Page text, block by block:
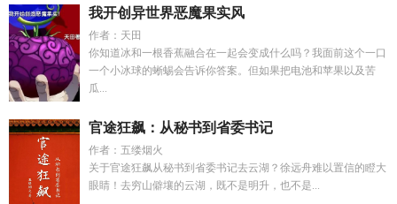
我开创异世界恶魔果实风
作者：天田
你知道冰和一根香蕉融合在一起会变成什么吗？我面前这个一口
一个小冰球的蜥蜴会告诉你答案。但如果把电池和苹果以及苦
瓜...
官途狂飙：从秘书到省委书记
作者：五缕烟火
关于官途狂飙从秘书到省委书记去云湖？徐远舟难以置信的瞪大
眼睛！去穷山僻壤的云湖，既不是明升，也不是...